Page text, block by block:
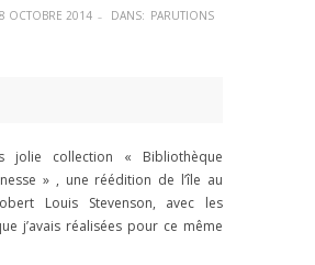
OCTOBRE 2014 – DANS: PARUTIONS
jolie collection « Bibliothèque
» , une réédition de l’île au
Louis Stevenson, avec les
j’avais réalisées pour ce même